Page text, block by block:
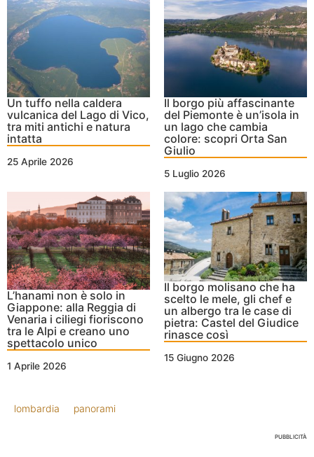
Un tuffo nella caldera
vulcanica del Lago di Vico,
tra miti antichi e natura
intatta
25 Aprile 2026
Il borgo più affascinante
del Piemonte è un’isola in
un lago che cambia
colore: scopri Orta San
Giulio
5 Luglio 2026
L’hanami non è solo in
Giappone: alla Reggia di
Venaria i ciliegi fioriscono
tra le Alpi e creano uno
spettacolo unico
1 Aprile 2026
Il borgo molisano che ha
scelto le mele, gli chef e
un albergo tra le case di
pietra: Castel del Giudice
rinasce così
15 Giugno 2026
lombardia panorami
PUBBLICITÀ